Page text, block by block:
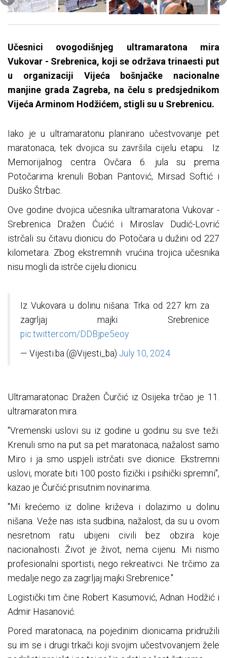
Učesnici ovogodišnjeg ultramaratona mira
Vukovar - Srebrenica, koji se održava trinaesti put
u organizaciji Vijeća bošnjačke nacionalne
manjine grada Zagreba, na čelu s predsjednikom
Vijeća Arminom Hodžićem, stigli su u Srebrenicu.
Iako je u ultramaratonu planirano učestvovanje pet
maratonaca, tek dvojica su završila cijelu etapu. Iz
Memorijalnog centra Ovčara 6. jula su prema
Potočarima krenuli Boban Pantović, Mirsad Softić i
Duško Štrbac.
Ove godine dvojica učesnika ultramaratona Vukovar -
Srebrenica Dražen Ćućić i Miroslav Dudić-Lovrić
istrčali su čitavu dionicu do Potočara u dužini od 227
kilometara. Zbog ekstremnih vrućina trojica učesnika
nisu mogli da istrče cijelu dionicu.
Iz Vukovara u dolinu nišana: Trka od 227 km za
zagrljaj majki Srebrenice
pic.twitter.com/DDBjpe5eoy
— Vijesti.ba (@Vijesti_ba) July 10, 2024
Ultramaratonac Dražen Čurčić iz Osijeka trčao je 11.
ultramaraton mira.
"Vremenski uslovi su iz godine u godinu su sve teži.
Krenuli smo na put sa pet maratonaca, nažalost samo
Miro i ja smo uspjeli istrčati sve dionice. Ekstremni
uslovi, morate biti 100 posto fizički i psihički spremni",
kazao je Čurčić prisutnim novinarima.
"Mi krećemo iz doline križeva i dolazimo u dolinu
nišana. Veže nas ista sudbina, nažalost, da su u ovom
nesretnom ratu ubijeni civili bez obzira koje
nacionalnosti. Život je život, nema cijenu. Mi nismo
profesionalni sportisti, nego rekreativci. Ne trčimo za
medalje nego za zagrljaj majki Srebrenice."
Logistički tim čine Robert Kasumović, Adnan Hodžić i
Admir Hasanović.
Pored maratonaca, na pojedinim dionicama pridružili
su im se i drugi trkači koji svojim učestvovanjem žele